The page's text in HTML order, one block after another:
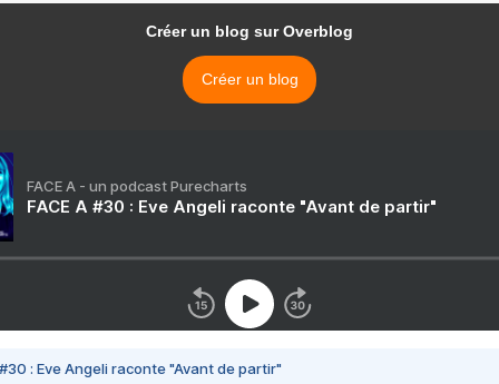
Créer un blog sur Overblog
Créer un blog
FACE A - un podcast Purecharts
FACE A #30 : Eve Angeli raconte "Avant de partir"
#30 : Eve Angeli raconte "Avant de partir"